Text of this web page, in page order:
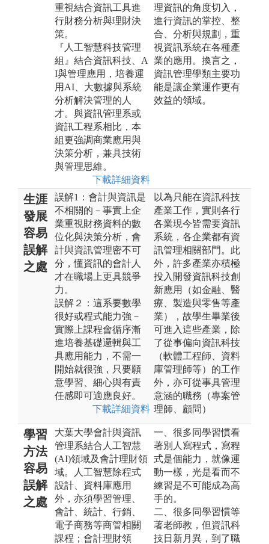
重視結合資訊工具進
行財務分析與理財決
策。
『人工智慧科技管理
組』結合資訊科技、A
I與管理應用，培養運
用AI、大數據與系統
分析解決管理的人
才。與資訊管理系或
資訊工程系相比，本
組更強調商業應用與
決策分析，兼具技術
與管理思維。
下載詳細資料
理資訊的角度切入，
進行資訊的掌控、整
合、分析與規劃，重
視資訊系統在各種產
業的應用。換言之，
資訊管理學類主要功
能是讓企業運作更有
效益的領域。
生涯
發展
容易
誤解
之處
誤解1：會計與資訊是
不相關的－事實上企
業重視財務資料的數
位化與決策分析，會
計與資訊管理密不可
分，懂資訊的會計人
才在職場上更具競爭
力。
誤解２：這系要數學
很好或程式能力強－
實際上課程會循序漸
進培養基礎邏輯與工
具應用能力，不需一
開始就很強，只要願
意學習、細心與有責
任感即可適應良好。
下載詳細資料
以為只能在資訊科技
產業工作，實則各行
各業現今皆需要資訊
系統，各企業都有資
訊管理相關部門。此
外，許多產業亦積極
投入開發資訊科技創
新應用（如金融、醫
療、製造與零售等產
業），故學生畢業後
可進入這些產業，除
了從事偏向資訊科技
（軟體工程師、資料
庫管理師等）的工作
外，亦可從事具管理
意涵的職務（專案管
理師、顧問）
學習
方法
容易
誤解
之處
大葉大學會計與資訊
管理系結合人工智慧
(AI)領域及會計理財領
域。人工智慧除程式
設計、資料庫應用
外，亦須學習管理、
會計、統計、行銷、
電子商務等商管相關
課程；會計理財領
一、很多同學習慣看
著別人寫程式，寫程
式是個能力，就像運
動一樣，光是看而不
練習是不可能成為高
手的。
二、很多同學習慣等
著老師教，但資訊科
技日新月異，到了職